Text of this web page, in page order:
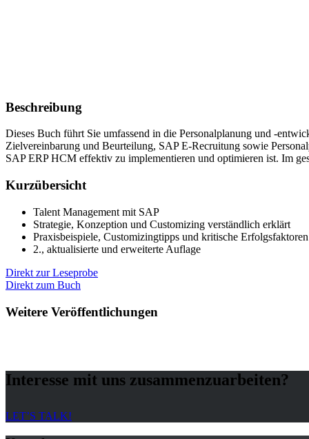
Beschreibung
Dieses Buch führt Sie umfassend in die Personalplanung und -
Zielvereinbarung und Beurteilung, SAP E-Recruitung sowie
SAP ERP HCM effektiv zu implementieren und optimieren ist. Im
Kurzübersicht
Talent Management mit SAP
Strategie, Konzeption und Customizing verständlich erklärt
Praxisbeispiele, Customizingtipps und kritische Erfolgsfaktoren
2., aktualisierte und erweiterte Auflage
Direkt zur Leseprobe
Direkt zum Buch
Weitere Veröffentlichungen
Interesse mit uns zusammenzuarbeiten?
LET’S TALK!